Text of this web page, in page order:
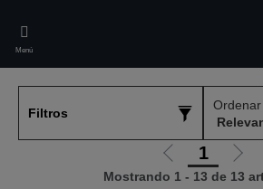
main
content
Menú
Filtros
Ir
a
1
Ir
a
Mostrando 1 - 13 de 13